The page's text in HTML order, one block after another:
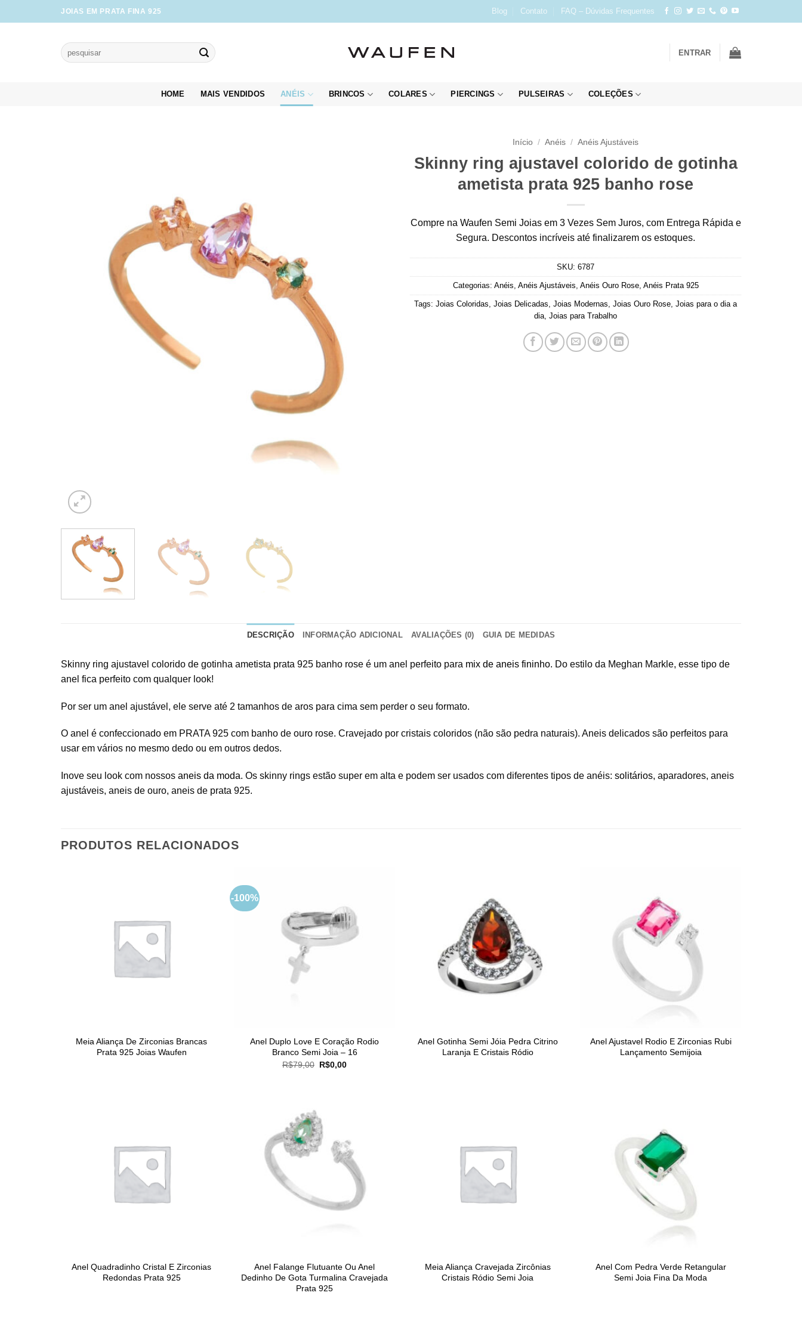
to
JOIAS EM PRATA FINA 925 Blog Contato FAQ – Dúvidas Frequentes
Pesquisar
por:
ENTRAR
HOME MAIS VENDIDOS ANÉIS BRINCOS COLARES PIERCINGS PULSEIRAS COLEÇÕES
Início / Anéis / Anéis Ajustáveis
Skinny ring ajustavel colorido de gotinha
ametista prata 925 banho rose
Compre na Waufen Semi Joias em 3 Vezes Sem Juros, com Entrega Rápida e
Segura. Descontos incríveis até finalizarem os estoques.
SKU: 6787
Categorias: Anéis Anéis Ajustáveis Anéis Ouro Rose, Anéis Prata 925
Tags: Joias Coloridas Joias Delicadas Joias Modernas Joias Ouro Rose Joias para o dia a
dia Joias para Trabalho
DESCRIÇÃO INFORMAÇÃO ADICIONAL AVALIAÇÕES (0) GUIA DE MEDIDAS
Skinny ring ajustavel colorido de gotinha ametista prata 925 banho rose é um anel perfeito para mix de aneis fininho. Do estilo da Meghan Markle, esse tipo de
anel fica perfeito com qualquer look!
Por ser um anel ajustável, ele serve até 2 tamanhos de aros para cima sem perder o seu formato.
O anel é confeccionado em PRATA 925 com banho de ouro rose. Cravejado por cristais coloridos (não são pedra naturais). Aneis delicados são perfeitos para
usar em vários no mesmo dedo ou em outros dedos.
Inove seu look com nossos aneis da moda. Os skinny rings estão super em alta e podem ser usados com diferentes tipos de anéis: solitários, aparadores, aneis
ajustáveis, aneis de ouro, aneis de prata 925.
PRODUTOS RELACIONADOS
Meia Aliança De Zirconias Brancas
Prata 925 Joias Waufen
-100%
Anel Duplo Love E Coração Rodio
Branco Semi Joia – 16
R$79,00 O
R$0,00O
Anel Gotinha Semi Jóia Pedra Citrino
Laranja E Cristais Ródio
Anel Ajustavel Rodio E Zirconias Rubi
Lançamento Semijoia
Anel Quadradinho Cristal E Zirconias
Redondas Prata 925
Anel Falange Flutuante Ou Anel
Dedinho De Gota Turmalina Cravejada
Prata 925
Meia Aliança Cravejada Zircônias
Cristais Ródio Semi Joia
Anel Com Pedra Verde Retangular
Semi Joia Fina Da Moda